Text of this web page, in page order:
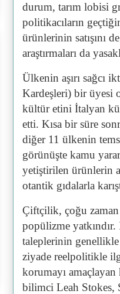
durum, tarım lobisi
politikacıların
ürünlerinin satışını
araştırmaları da
Ülkenin aşırı sağcı
Kardeşleri) bir üyesi
kültür etini İtalyan
etti. Kısa bir süre
diğer 11 ülkenin
görünüşte kamu
yetiştirilen ürünlerin
otantik gıdalarla
Çiftçilik, çoğu
popülizme yatkındır.
taleplerinin
ziyade reelpolitikle
korumayı
bilimci Leah Stokes,